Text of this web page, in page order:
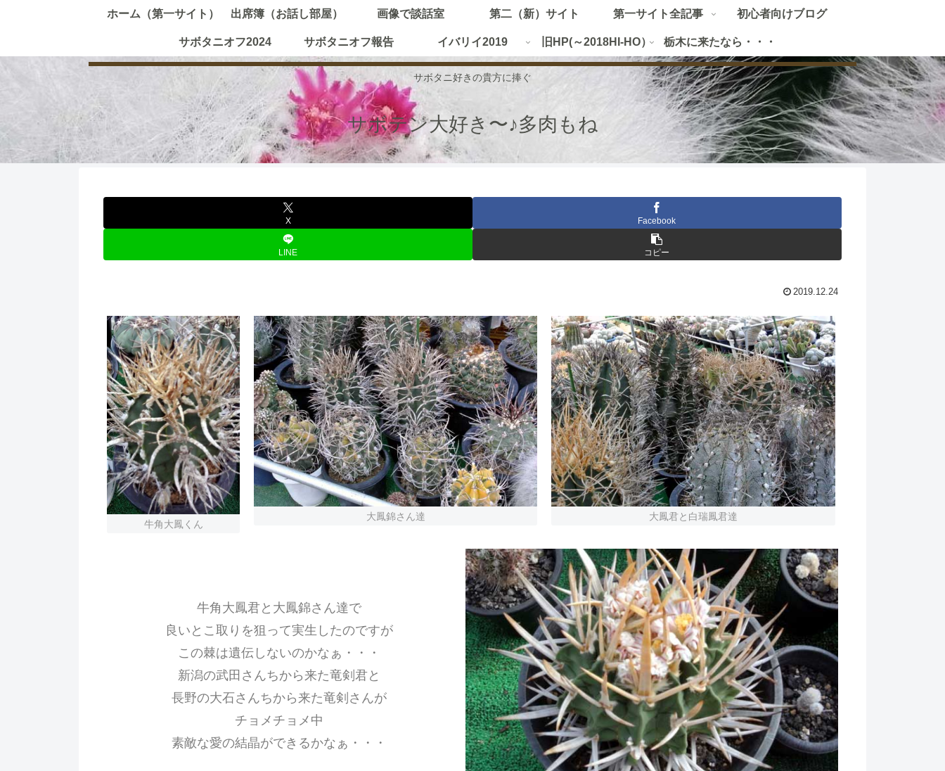
サボタニ好きの貴方に捧ぐ
サボテン大好き〜♪多肉もね
ホーム（第一サイト） 出席簿（お話し部屋） 画像で談話室 第二（新）サイト 第一サイト全記事 初心者向けブログ
サボタニオフ2024 サボタニオフ報告 イバリイ2019 旧HP(～2018HI-HO） 栃木に来たなら・・・
X Facebook
LINE コピー
2019.12.24
牛角大鳳くん
大鳳錦さん達 大鳳君と白瑞鳳君達
牛角大鳳君と大鳳錦さん達で
良いとこ取りを狙って実生したのですが
この棘は遺伝しないのかなぁ・・・
新潟の武田さんちから来た竜剣君と
長野の大石さんちから来た竜剣さんが
チョメチョメ中
素敵な愛の結晶ができるかなぁ・・・